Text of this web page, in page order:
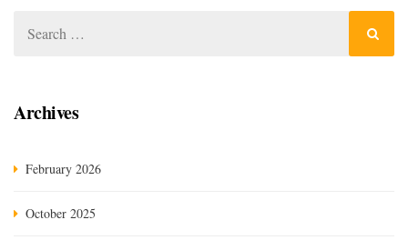
Archives
February 2026
October 2025